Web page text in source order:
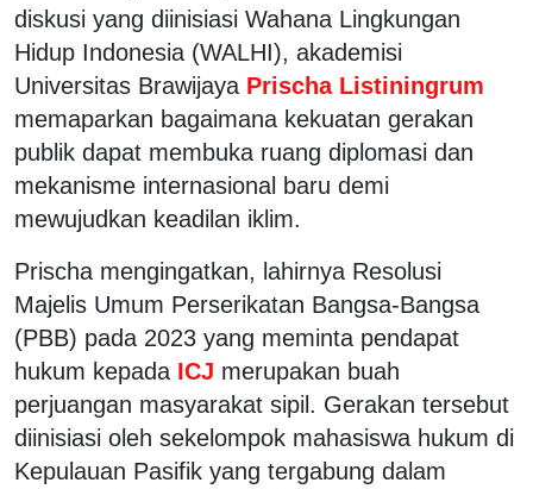
diskusi yang diinisiasi Wahana Lingkungan
Hidup Indonesia (WALHI), akademisi
Universitas Brawijaya Prischa Listiningrum
memaparkan bagaimana kekuatan gerakan
publik dapat membuka ruang diplomasi dan
mekanisme internasional baru demi
mewujudkan keadilan iklim.
Prischa mengingatkan, lahirnya Resolusi
Majelis Umum Perserikatan Bangsa-Bangsa
(PBB) pada 2023 yang meminta pendapat
hukum kepada ICJ merupakan buah
perjuangan masyarakat sipil. Gerakan tersebut
diinisiasi oleh sekelompok mahasiswa hukum di
Kepulauan Pasifik yang tergabung dalam